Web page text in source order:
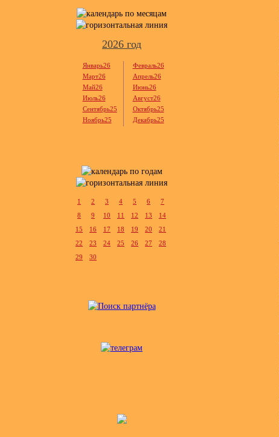
2026 год
Январь26
Февраль26
Март26
Апрель26
Май26
Июнь26
Июль26
Август26
Сентябрь25
Октябрь25
Ноябрь25
Декабрь25
1 2 3 4 5 6
7
8
9 10 11 12 13
14
15
16 17 18 19 20
21
22
23 24 25 26 27
28
29
30